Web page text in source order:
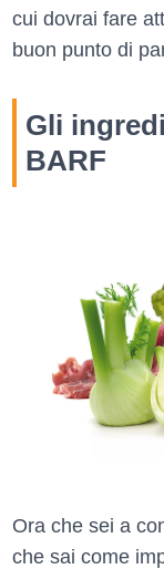
cui dovrai fare
buon punto di
Gli
BARF
Ora che sei a
che sai come